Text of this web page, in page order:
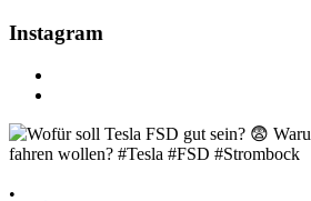
Instagram
•